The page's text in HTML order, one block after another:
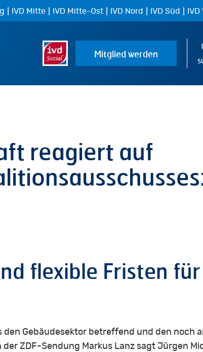
| IVD Mitte | IVD Mitte-Ost | IVD Nord | IVD Süd | IVD
Mitglied werden
reagiert auf
flexible Fristen für
Gebäudesektor betreffend und den noch
ZDF-Sendung Markus Lanz sagt Jürgen